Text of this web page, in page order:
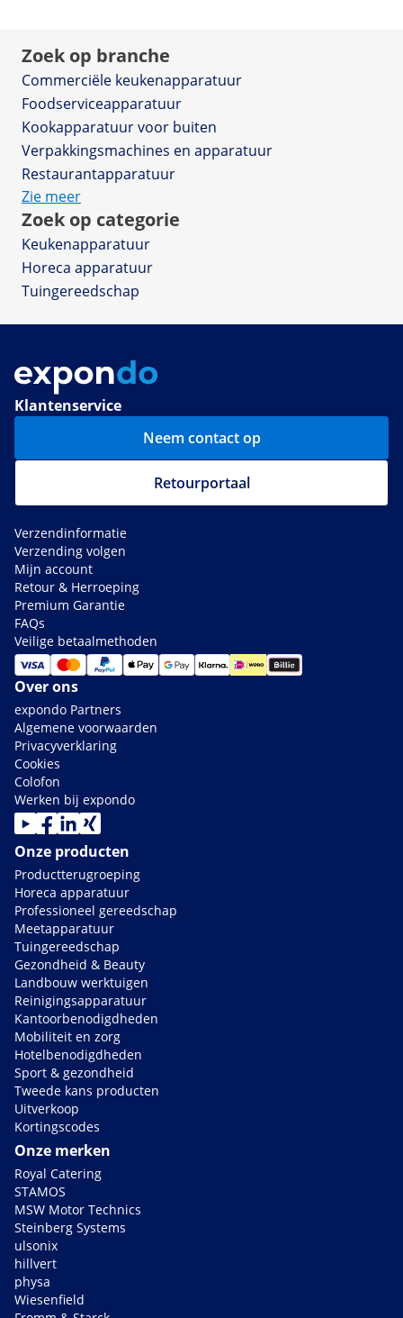
Zoek op branche
Commerciële keukenapparatuur
Foodserviceapparatuur
Kookapparatuur voor buiten
Verpakkingsmachines en apparatuur
Restaurantapparatuur
Zie meer
Zoek op categorie
Keukenapparatuur
Horeca apparatuur
Tuingereedschap
Klantenservice
Neem contact op
Retourportaal
Verzendinformatie
Verzending volgen
Mijn account
Retour & Herroeping
Premium Garantie
FAQs
Veilige betaalmethoden
Over ons
expondo Partners
Algemene voorwaarden
Privacyverklaring
Cookies
Colofon
Werken bij expondo
Onze producten
Productterugroeping
Horeca apparatuur
Professioneel gereedschap
Meetapparatuur
Tuingereedschap
Gezondheid & Beauty
Landbouw werktuigen
Reinigingsapparatuur
Kantoorbenodigdheden
Mobiliteit en zorg
Hotelbenodigdheden
Sport & gezondheid
Tweede kans producten
Uitverkoop
Kortingscodes
Onze merken
Royal Catering
STAMOS
MSW Motor Technics
Steinberg Systems
ulsonix
hillvert
physa
Wiesenfield